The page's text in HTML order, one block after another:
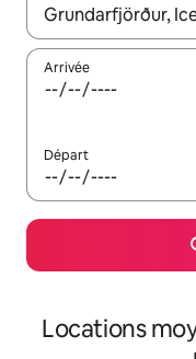
Lorsque les résultats
Arrivée
Départ
Locations